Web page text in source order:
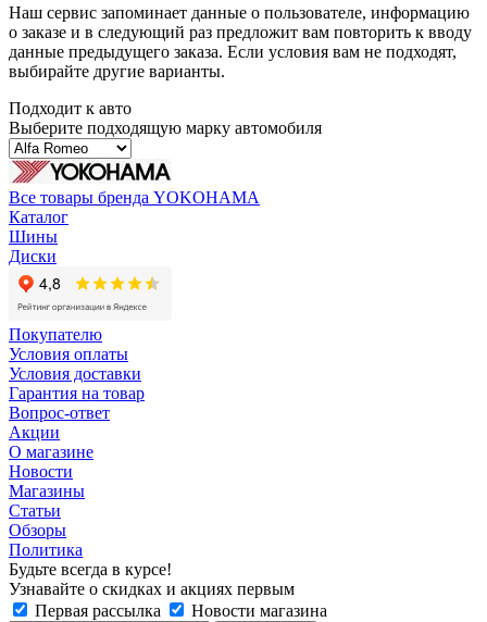
Наш сервис запоминает данные о пользователе, информацию
о заказе и в следующий раз предложит вам повторить к вводу
данные предыдущего заказа. Если условия вам не подходят,
выбирайте другие варианты.
Подходит к авто
Выберите подходящую марку автомобиля
Все товары бренда YOKOHAMA
Каталог
Шины
Диски
Покупателю
Условия оплаты
Условия доставки
Гарантия на товар
Вопрос-ответ
Акции
О магазине
Новости
Магазины
Статьи
Обзоры
Политика
Будьте всегда в курсе!
Узнавайте о скидках и акциях первым
Первая рассылка
Новости магазина